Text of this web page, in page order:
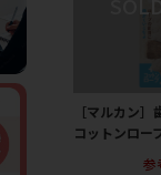
［マルカン
コットンロー
参